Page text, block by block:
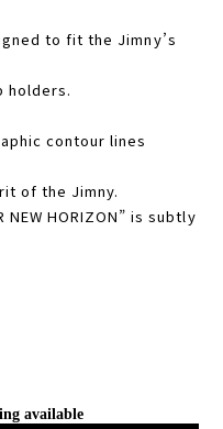
to fit the Jimny’s
holders.
contour lines
of the Jimny.
NEW HORIZON” is subtly
available